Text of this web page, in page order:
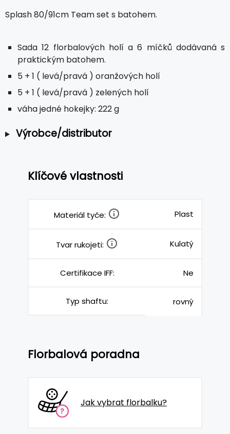
Splash 80/91cm Team set s batohem.
Sada 12 florbalových holí a 6 míčků dodávaná s
praktickým batohem.
5 + 1 ( levá/pravá ) oranžových holí
5 + 1 ( levá/pravá ) zelených holí
váha jedné hokejky: 222 g
Výrobce/distributor
Klíčové vlastnosti
Materiál tyče: Plast
Tvar rukojeti: Kulatý
Certifikace IFF: Ne
Typ shaftu: rovný
Florbalová poradna
Jak vybrat florbalku?